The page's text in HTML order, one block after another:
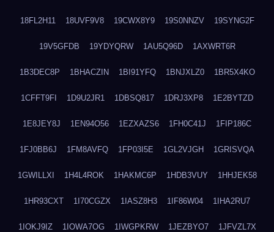
18FL2H11 18UVF9V8 19CWX8Y9 19S0NNZV 19SYNG2F
19V5GFDB 19YDYQRW 1AU5Q96D 1AXWRT6R
1B3DEC8P 1BHACZIN 1BI91YFQ 1BNJXLZ0 1BR5X4KO
1CFFT9FI 1D9U2JR1 1DBSQ817 1DRJ3XP8 1E2BYTZD
1E8JEY8J 1EN94O56 1EZXAZS6 1FH0C41J 1FIP186C
1FJ0BB6J 1FM8AVFQ 1FP03I5E 1GL2VJGH 1GRISVQA
1GWILLXI 1H4L4ROK 1HAKMC6P 1HDB3VUY 1HHJEK58
1HR93CXT 1I70CGZX 1IASZ8H3 1IF86W04 1IHA2RU7
1IOKJ9IZ 1IOWA7OG 1IWGPKRW 1JEZBYO7 1JFVZL7X